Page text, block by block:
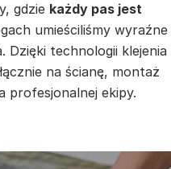
gdzie każdy pas jest
umieściliśmy wyraźne
Dzięki technologii klejenia
na ścianę, montaż
profesjonalnej ekipy.